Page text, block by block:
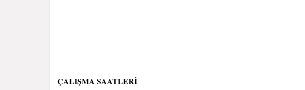
ÇALIŞMA SAATLERI